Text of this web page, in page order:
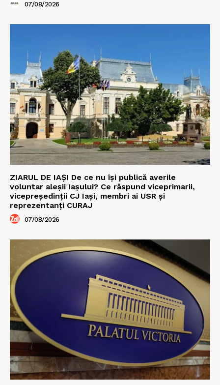
07/08/2026
ZIARUL DE IAȘI De ce nu își publică averile
voluntar aleșii Iașului? Ce răspund viceprimarii,
vicepreședinții CJ Iași, membri ai USR și
reprezentanți CURAJ
07/08/2026